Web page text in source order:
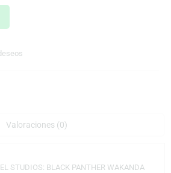
Valoraciones (0)
STUDIOS: BLACK PANTHER WAKANDA